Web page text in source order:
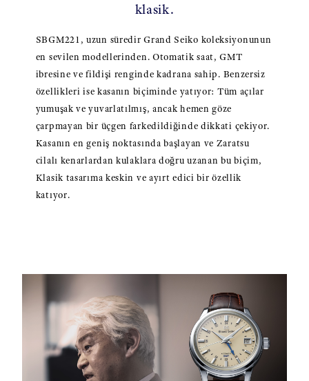
klasik.
SBGM221, uzun süredir Grand Seiko koleksiyonunun
en sevilen modellerinden. Otomatik saat, GMT
ibresine ve fildişi renginde kadrana sahip. Benzersiz
özellikleri ise kasanın biçiminde yatıyor: Tüm açılar
yumuşak ve yuvarlatılmış, ancak hemen göze
çarpmayan bir üçgen farkedildiğinde dikkati çekiyor.
Kasanın en geniş noktasında başlayan ve Zaratsu
cilalı kenarlardan kulaklara doğru uzanan bu biçim,
Klasik tasarıma keskin ve ayırt edici bir özellik
katıyor.